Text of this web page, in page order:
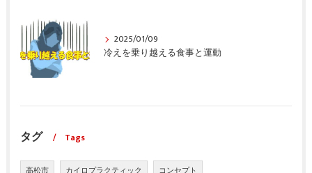
2025/01/09
冷えを乗り越える食事と運動
タグ Tags